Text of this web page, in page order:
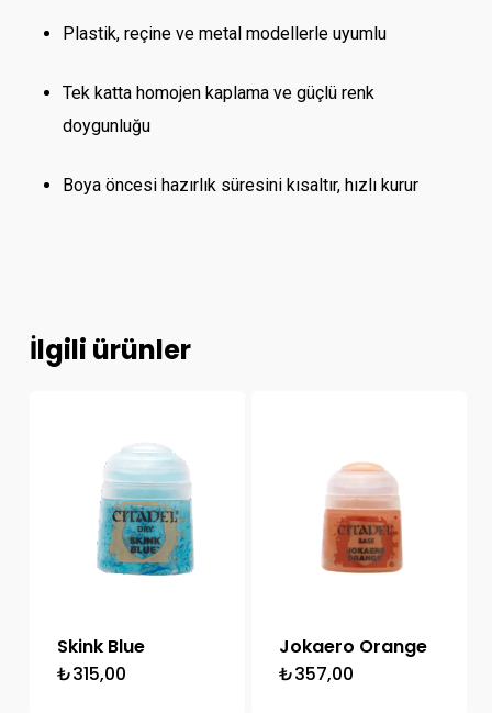
Plastik, reçine ve metal modellerle uyumlu
Tek katta homojen kaplama ve güçlü renk
doygunluğu
Boya öncesi hazırlık süresini kısaltır, hızlı kurur
İlgili ürünler
Skink Blue
₺315,00
Jokaero Orange
₺357,00